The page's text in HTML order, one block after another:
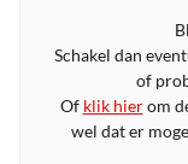
Schakel dan
of
Of klik hierom
wel dat er